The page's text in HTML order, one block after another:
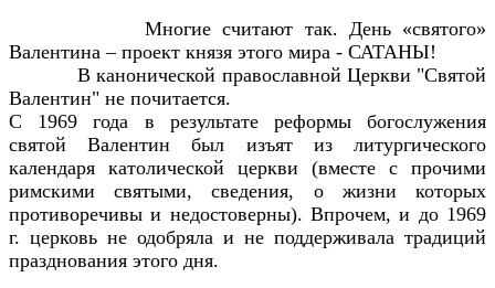
Многие считают так.
День «святого»
Валентина – проект князя этого мира - САТАНЫ!
В канонической православной Церкви "Святой
Валентин" не почитается.
С 1969 года в результате реформы богослужения
святой Валентин был изъят из литургического
календаря католической церкви (вместе с прочими
римскими святыми, сведения, о жизни которых
противоречивы и недостоверны). Впрочем, и до 1969
г. церковь не одобряла и не поддерживала традиций
празднования этого дня.